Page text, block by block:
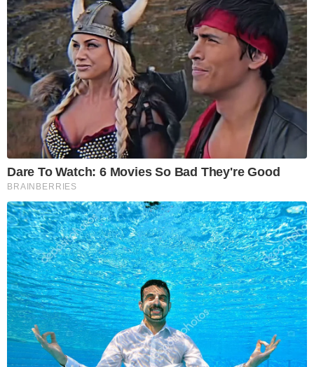
Dare To Watch: 6 Movies So Bad They're Good
BRAINBERRIES